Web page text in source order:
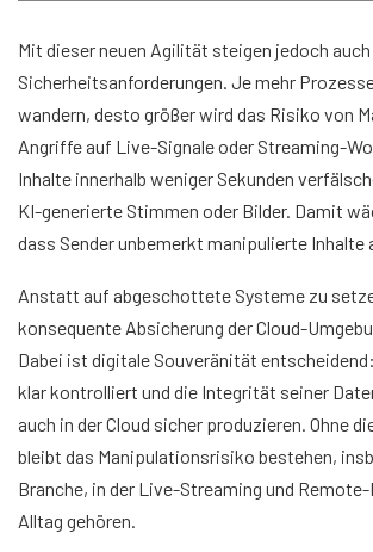
Mit dieser neuen Agilität steigen jedoch
Sicherheitsanforderungen. Je mehr
wandern, desto größer wird das Risiko von
Angriffe auf Live-Signale oder Streaming-
Inhalte innerhalb weniger Sekunden
KI-generierte Stimmen oder Bilder. Damit
dass Sender unbemerkt manipulierte Inhalte
Anstatt auf abgeschottete Systeme zu
konsequente Absicherung der Cloud-
Dabei ist digitale Souveränität
klar kontrolliert und die Integrität seiner
auch in der Cloud sicher produzieren. Ohne
bleibt das Manipulationsrisiko bestehen,
Branche, in der Live-Streaming und
Alltag gehören.